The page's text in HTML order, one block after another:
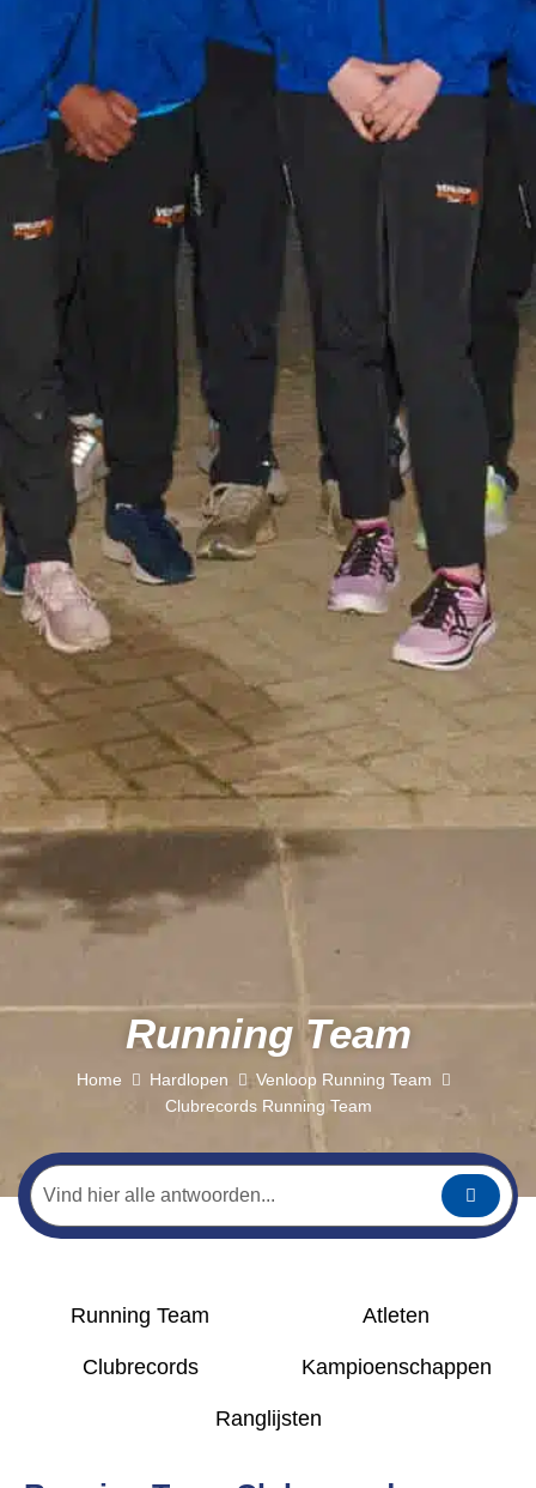
Running Team
Home Hardlopen
Venloop Running Team
Clubrecords Running Team
Running Team Atleten
Clubrecords Kampioenschappen
Ranglijsten